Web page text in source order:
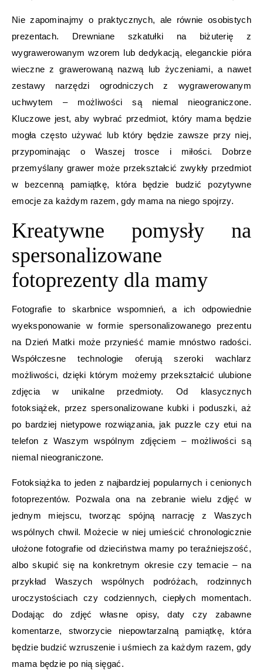
Nie zapominajmy o praktycznych, ale równie osobistych
prezentach. Drewniane szkatułki na biżuterię z
wygrawerowanym wzorem lub dedykacją, eleganckie pióra
wieczne z grawerowaną nazwą lub życzeniami, a nawet
zestawy narzędzi ogrodniczych z wygrawerowanym
uchwytem – możliwości są niemal nieograniczone.
Kluczowe jest, aby wybrać przedmiot, który mama będzie
mogła często używać lub który będzie zawsze przy niej,
przypominając o Waszej trosce i miłości. Dobrze
przemyślany grawer może przekształcić zwykły przedmiot
w bezcenną pamiątkę, która będzie budzić pozytywne
emocje za każdym razem, gdy mama na niego spojrzy.
Kreatywne pomysły na
spersonalizowane
fotoprezenty dla mamy
Fotografie to skarbnice wspomnień, a ich odpowiednie
wyeksponowanie w formie spersonalizowanego prezentu
na Dzień Matki może przynieść mamie mnóstwo radości.
Współczesne technologie oferują szeroki wachlarz
możliwości, dzięki którym możemy przekształcić ulubione
zdjęcia w unikalne przedmioty. Od klasycznych
fotoksiążek, przez spersonalizowane kubki i poduszki, aż
po bardziej nietypowe rozwiązania, jak puzzle czy etui na
telefon z Waszym wspólnym zdjęciem – możliwości są
niemal nieograniczone.
Fotoksiążka to jeden z najbardziej popularnych i cenionych
fotoprezentów. Pozwala ona na zebranie wielu zdjęć w
jednym miejscu, tworząc spójną narrację z Waszych
wspólnych chwil. Możecie w niej umieścić chronologicznie
ułożone fotografie od dzieciństwa mamy po teraźniejszość,
albo skupić się na konkretnym okresie czy temacie – na
przykład Waszych wspólnych podróżach, rodzinnych
uroczystościach czy codziennych, ciepłych momentach.
Dodając do zdjęć własne opisy, daty czy zabawne
komentarze, stworzycie niepowtarzalną pamiątkę, która
będzie budzić wzruszenie i uśmiech za każdym razem, gdy
mama będzie po nią sięgać.